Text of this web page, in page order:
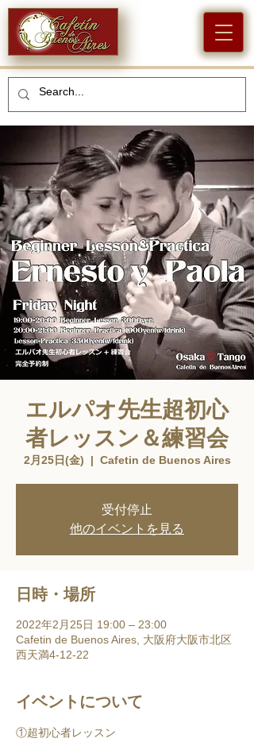
エルパオ先生超初心
者レッスン＆練習会
2月25日(金)
  |
Cafetin de Buenos Aires
受付停止
他のイベントを見る
日時・場所
2022年2月25日 19:00 – 23:00
Cafetin de Buenos Aires, 大阪府大阪市北区
西天満4-12-22
イベントについて
①超初心者レッスン